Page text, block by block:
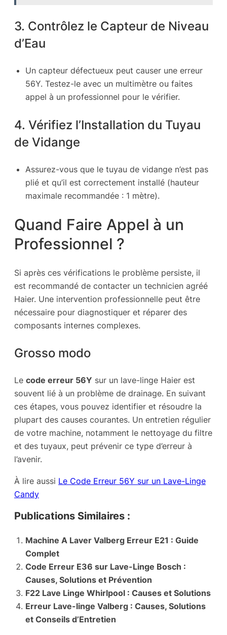
3. Contrôlez le Capteur de Niveau
d’Eau
Un capteur défectueux peut causer une erreur
56Y. Testez-le avec un multimètre ou faites
appel à un professionnel pour le vérifier.
4. Vérifiez l’Installation du Tuyau
de Vidange
Assurez-vous que le tuyau de vidange n’est pas
plié et qu’il est correctement installé (hauteur
maximale recommandée : 1 mètre).
Quand Faire Appel à un
Professionnel ?
Si après ces vérifications le problème persiste, il
est recommandé de contacter un technicien agréé
Haier. Une intervention professionnelle peut être
nécessaire pour diagnostiquer et réparer des
composants internes complexes.
Grosso modo
Le code erreur 56Y sur un lave-linge Haier est
souvent lié à un problème de drainage. En suivant
ces étapes, vous pouvez identifier et résoudre la
plupart des causes courantes. Un entretien régulier
de votre machine, notamment le nettoyage du filtre
et des tuyaux, peut prévenir ce type d’erreur à
l’avenir.
À lire aussi Le Code Erreur 56Y sur un Lave-Linge
Candy
Publications Similaires :
Machine A Laver Valberg Erreur E21 : Guide
Complet
Code Erreur E36 sur Lave-Linge Bosch :
Causes, Solutions et Prévention
F22 Lave Linge Whirlpool : Causes et Solutions
Erreur Lave-linge Valberg : Causes, Solutions
et Conseils d’Entretien